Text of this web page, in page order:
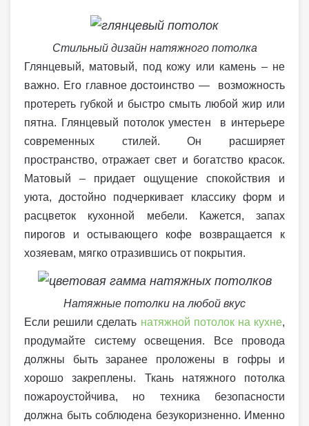
Стильный дизайн натяжного потолка
Глянцевый, матовый, под кожу или камень – не
важно. Его главное достоинство — возможность
протереть губкой и быстро смыть любой жир или
пятна. Глянцевый потолок уместен в интерьере
современных стилей. Он расширяет
пространство, отражает свет и богатство красок.
Матовый – придает ощущение спокойствия и
уюта, достойно подчеркивает классику форм и
расцветок кухонной мебели. Кажется, запах
пирогов и остывающего кофе возвращается к
хозяевам, мягко отразившись от покрытия.
Натяжные потолки на любой вкус
Если решили сделать натяжной потолок на кухне,
продумайте систему освещения. Все провода
должны быть заранее проложены в гофры и
хорошо закреплены. Ткань натяжного потолка
пожароустойчива, но техника безопасности
должна быть соблюдена безукоризненно. Именно